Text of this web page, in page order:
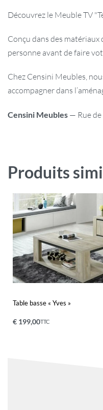
Découvrez le Meuble TV
Conçu dans des
personne avant de faire
Chez Censini Meubles,
accompagner dans
Censini Meubles — Rue
Produits
Table basse « Yves »
€ 199,00TTC